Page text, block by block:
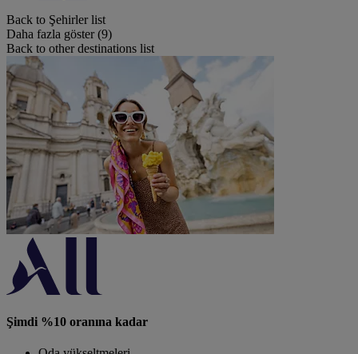
Back to Şehirler list
Daha fazla göster (9)
Back to other destinations list
Şimdi %10 oranına kadar